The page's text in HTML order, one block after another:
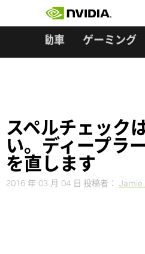
自動車 ゲーミング
スペルチェック
い。ディープラ
を直します
2016 年 03 月 04 日 投稿者： Jamie